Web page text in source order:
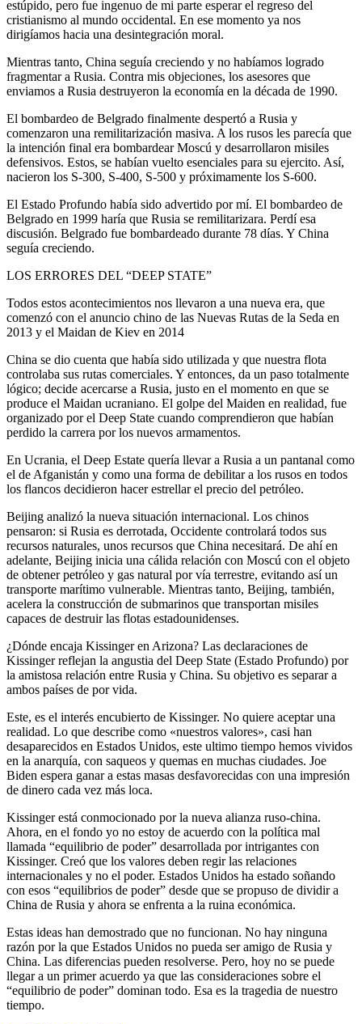
estúpido, pero fue ingenuo de mi parte esperar el regreso del
cristianismo al mundo occidental. En ese momento ya nos
dirigíamos hacia una desintegración moral.
Mientras tanto, China seguía creciendo y no habíamos logrado
fragmentar a Rusia. Contra mis objeciones, los asesores que
enviamos a Rusia destruyeron la economía en la década de 1990.
El bombardeo de Belgrado finalmente despertó a Rusia y
comenzaron una remilitarización masiva. A los rusos les parecía que
la intención final era bombardear Moscú y desarrollaron misiles
defensivos. Estos, se habían vuelto esenciales para su ejercito. Así,
nacieron los S-300, S-400, S-500 y próximamente los S-600.
El Estado Profundo había sido advertido por mí. El bombardeo de
Belgrado en 1999 haría que Rusia se remilitarizara. Perdí esa
discusión. Belgrado fue bombardeado durante 78 días. Y China
seguía creciendo.
LOS ERRORES DEL “DEEP STATE”
Todos estos acontecimientos nos llevaron a una nueva era, que
comenzó con el anuncio chino de las Nuevas Rutas de la Seda en
2013 y el Maidan de Kiev en 2014
China se dio cuenta que había sido utilizada y que nuestra flota
controlaba sus rutas comerciales. Y entonces, da un paso totalmente
lógico; decide acercarse a Rusia, justo en el momento en que se
produce el Maidan ucraniano. El golpe del Maiden en realidad, fue
organizado por el Deep State cuando comprendieron que habían
perdido la carrera por los nuevos armamentos.
En Ucrania, el Deep Estate quería llevar a Rusia a un pantanal como
el de Afganistán y como una forma de debilitar a los rusos en todos
los flancos decidieron hacer estrellar el precio del petróleo.
Beijing analizó la nueva situación internacional. Los chinos
pensaron: si Rusia es derrotada, Occidente controlará todos sus
recursos naturales, unos recursos que China necesitará. De ahí en
adelante, Beijing inicia una cálida relación con Moscú con el objeto
de obtener petróleo y gas natural por vía terrestre, evitando así un
transporte marítimo vulnerable. Mientras tanto, Beijing, también,
acelera la construcción de submarinos que transportan misiles
capaces de destruir las flotas estadounidenses.
¿Dónde encaja Kissinger en Arizona? Las declaraciones de
Kissinger reflejan la angustia del Deep State (Estado Profundo) por
la amistosa relación entre Rusia y China. Su objetivo es separar a
ambos países de por vida.
Este, es el interés encubierto de Kissinger. No quiere aceptar una
realidad. Lo que describe como «nuestros valores», casi han
desaparecidos en Estados Unidos, este ultimo tiempo hemos vividos
en la anarquía, con saqueos y quemas en muchas ciudades. Joe
Biden espera ganar a estas masas desfavorecidas con una impresión
de dinero cada vez más loca.
Kissinger está conmocionado por la nueva alianza ruso-china.
Ahora, en el fondo yo no estoy de acuerdo con la política mal
llamada “equilibrio de poder” desarrollada por intrigantes con
Kissinger. Creó que los valores deben regir las relaciones
internacionales y no el poder. Estados Unidos ha estado soñando
con esos “equilibrios de poder” desde que se propuso de dividir a
China de Rusia y ahora se enfrenta a la ruina económica.
Estas ideas han demostrado que no funcionan. No hay ninguna
razón por la que Estados Unidos no pueda ser amigo de Rusia y
China. Las diferencias pueden resolverse. Pero, hoy no se puede
llegar a un primer acuerdo ya que las consideraciones sobre el
“equilibrio de poder” dominan todo. Esa es la tragedia de nuestro
tiempo.